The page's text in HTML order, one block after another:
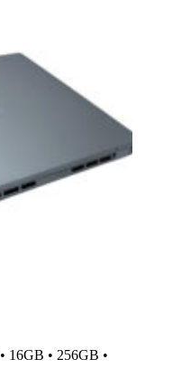
16GB • 256GB •